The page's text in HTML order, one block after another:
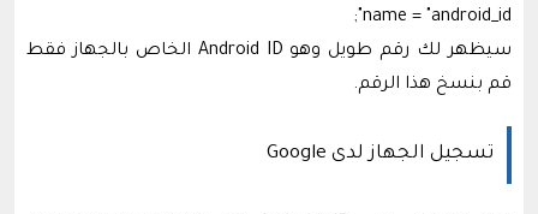
name = "android_id";
سيظهر لك رقم طويل وهو Android ID الخاص بالجهاز فقط
قم بنسخ هذا الرقم.
تسجيل الجهاز لدى Google